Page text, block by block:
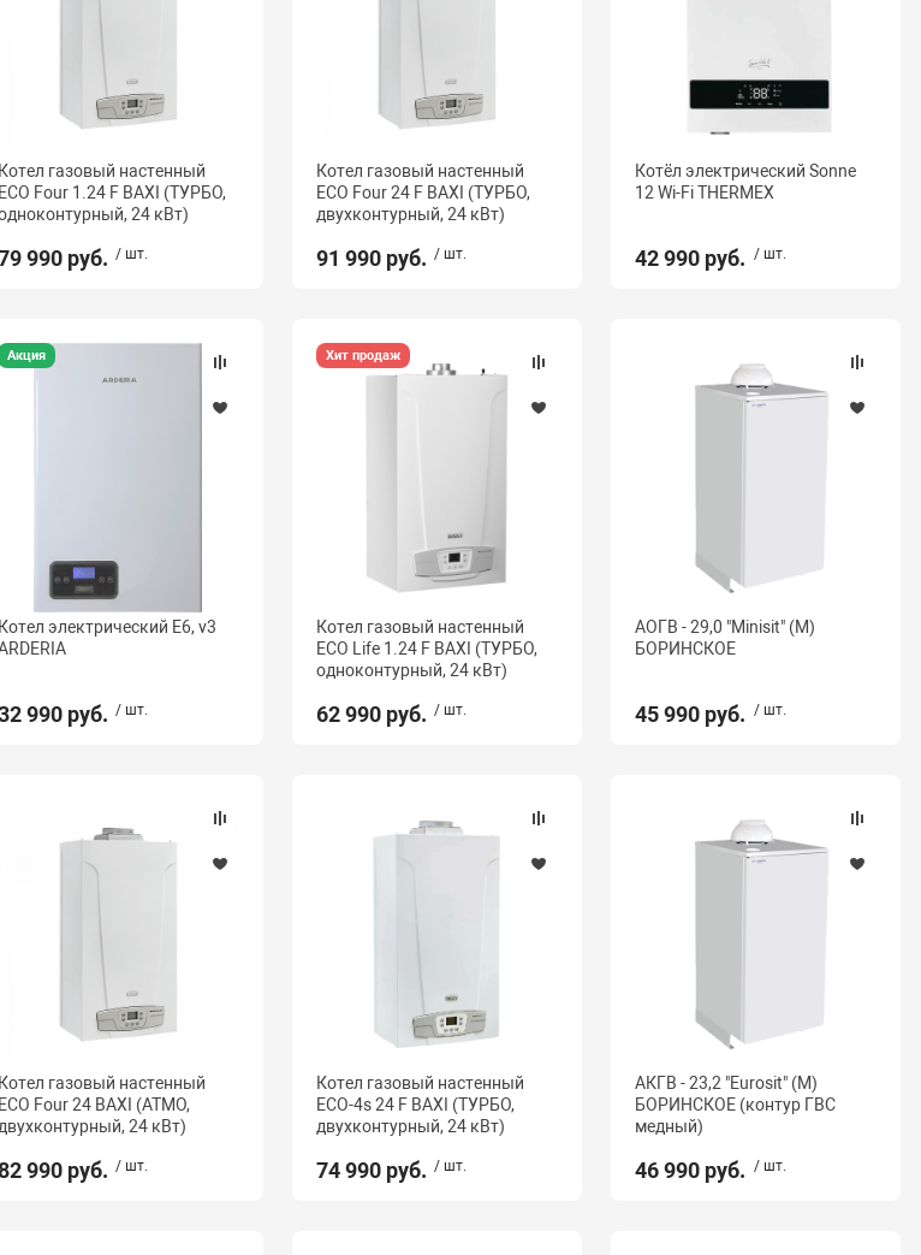
Котел газовый настенный
ECO Four 1.24 F BAXI (ТУРБО,
24 кВт)
990 руб. / шт.
Котел газовый настенный
ECO Four 24 F BAXI (ТУРБО,
двухконтурный, 24 кВт)
91 990 руб. / шт.
Котёл электрический Sonne
12 Wi-Fi THERMEX
42 990 руб. / шт.
Акция
Котел электрический E6, v3
990 руб. / шт.
Хит продаж
Котел газовый настенный
ECO Life 1.24 F BAXI (ТУРБО,
одноконтурный, 24 кВт)
62 990 руб. / шт.
АОГВ - 29,0 "Minisit" (М)
БОРИНСКОЕ
45 990 руб. / шт.
Котел газовый настенный
ECO Four 24 BAXI (АТМО,
24 кВт)
990 руб. / шт.
Котел газовый настенный
ECO-4s 24 F BAXI (ТУРБО,
двухконтурный, 24 кВт)
74 990 руб. / шт.
АКГВ - 23,2 "Eurosit" (М)
БОРИНСКОЕ (контур ГВС
медный)
46 990 руб. / шт.